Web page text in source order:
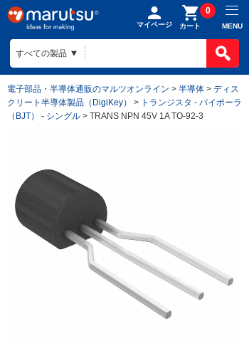
マイページ カート
0
MENU
電子部品・半導体通販のマルツオンライン > 半導体 > ディス
クリート半導体製品（DigiKey）
> トランジスタ - バイポーラ
（BJT） - シングル > TRANS NPN 45V 1A TO-92-3